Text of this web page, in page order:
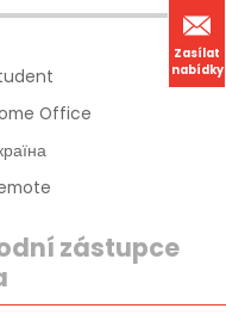
Zasílat
nabídky
Office
zástupce